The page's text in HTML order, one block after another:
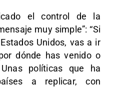
el control de la
muy simple”: “Si
Unidos, vas a ir
dónde has venido o
políticas que ha
a replicar, con